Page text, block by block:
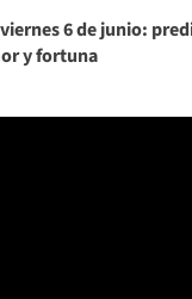
6 de junio:
y fortuna